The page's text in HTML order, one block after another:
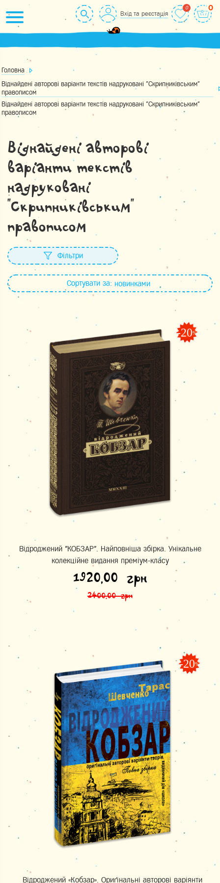
to
content
Вхід та реєстація
0
Головна
Віднайдені авторові варіанти текстів надруковані "Скрипниківським"
правописом
Віднайдені авторові варіанти текстів надруковані "Скрипниківським"
правописом
Віднайдені авторові
варіанти текстів
надруковані
"Скрипниківським"
правописом
Фільтри
Сортувати за: новинками
-20%
Відроджений "КОБЗАР". Найповніша збірка. Унікальне
колекційне видання преміум-класу
2400,00грн
Оригінальна ціна: 2400,00 грн.
1920,00 грн
Поточна ціна: 1920,00 грн.
-20%
Відроджений «Кобзар». Ориґінальні авторові варіянти